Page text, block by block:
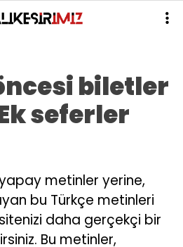
biletler
seferler
metinler yerine,
bu Türkçe metinleri
daha gerçekçi bir
Bu metinler,